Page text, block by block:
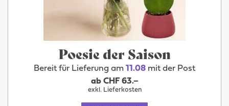
Poesie der Saison
Bereit für Lieferung am 11.08 mit der Post
ab CHF 63.–
exkl. Lieferkosten